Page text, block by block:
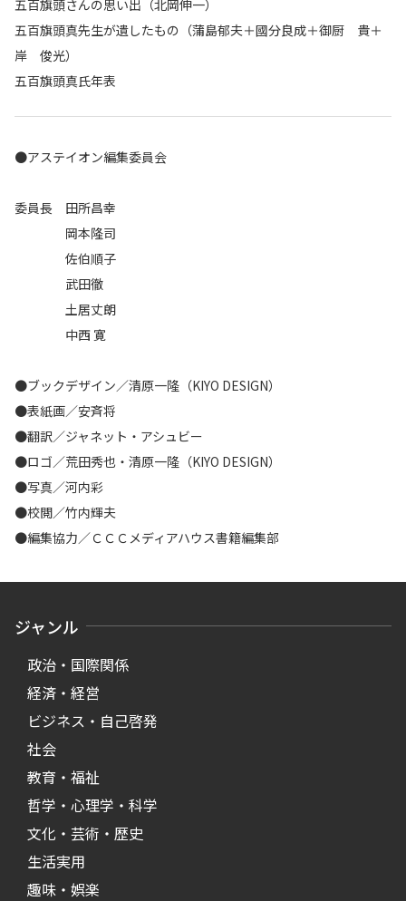
五百旗頭さんの思い出（北岡伸一）
五百旗頭真先生が遺したもの（蒲島郁夫＋國分良成＋御厨 貴＋
岸 俊光）
五百旗頭真氏年表
●アステイオン編集委員会
委員長 田所昌幸
岡本隆司
佐伯順子
武田徹
土居丈朗
中西 寛
●ブックデザイン／清原一隆（KIYO DESIGN）
●表紙画／安斉将
●翻訳／ジャネット・アシュビー
●ロゴ／荒田秀也・ 清原一隆（KIYO DESIGN）
●写真／河内彩
●校閲／竹内輝夫
●編集協力／ＣＣＣメディアハウス書籍編集部
ジャンル
政治・国際関係
経済・経営
ビジネス・自己啓発
社会
教育・福祉
哲学・心理学・科学
文化・芸術・歴史
生活実用
趣味・娯楽